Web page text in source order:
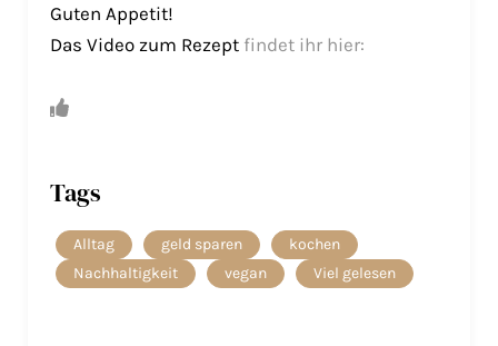
Guten Appetit!
Das Video zum Rezept findet ihr hier:
Tags
Alltag geld sparen
kochen
Nachhaltigkeit
vegan Viel gelesen